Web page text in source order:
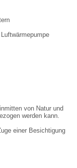
von Natur und
werden kann.
einer Besichtigung